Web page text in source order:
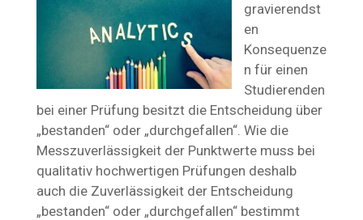
gravierendst
en
Konsequenze
n für einen
Studierenden
bei einer Prüfung besitzt die Entscheidung über
„bestanden“ oder „durchgefallen“. Wie die
Messzuverlässigkeit der Punktwerte muss bei
qualitativ hochwertigen Prüfungen deshalb
auch die Zuverlässigkeit der Entscheidung
„bestanden“ oder „durchgefallen“ bestimmt